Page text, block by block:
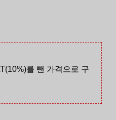
를 뺀 가격으로 구